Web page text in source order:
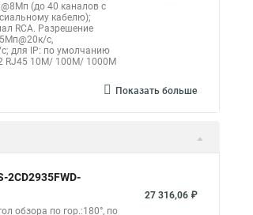
(до 40 каналов с
кабелю);
RCA. Разрешение
с,
для IP: по умолчанию
RJ45 10M/ 100M/ 1000М
Показать больше
2CD2935FWD-
обзора по гор.:180°, по
27 316,06 ₽